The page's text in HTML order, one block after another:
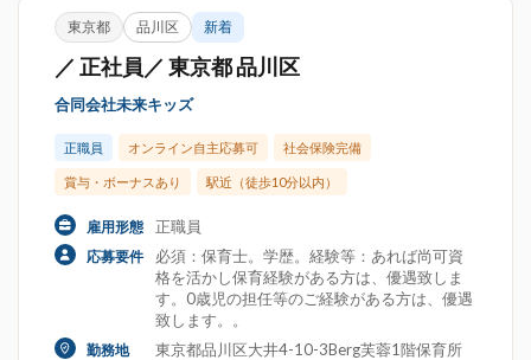
東京都 品川区 新着
／ 正社員／ 東京都 品川区
合同会社未来キッズ
正職員 オンライン自主応募可 社会保険完備
賞与・ボーナスあり 駅近（徒歩10分以内）
雇用形態 正職員
応募要件
必須：保育士。学歴。経験等：あれば尚可資
格を活かし保育経験がある方は、優遇致しま
す。0歳児の担任等のご経験がある方は、優遇
致します。。
勤務地
東京都品川区大井4-10-3Berg芙蓉1階保育所